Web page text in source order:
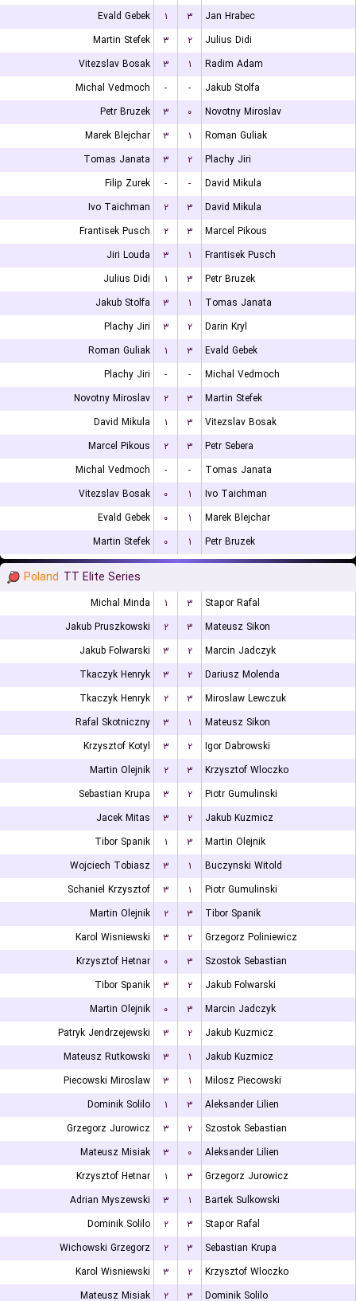
Evald Gebek
۱ ۳
Jan Hrabec
Martin Stefek
۳ ۲
Julius Didi
Vitezslav Bosak
۳ ۱
Radim Adam
Michal Vedmoch
- -
Jakub Stolfa
Petr Bruzek
۳ ۰
Novotny Miroslav
Marek Blejchar
۳ ۱
Roman Guliak
Tomas Janata
۳ ۲
Plachy Jiri
Filip Zurek
- -
David Mikula
Ivo Taichman
۲ ۳
David Mikula
Frantisek Pusch
۲ ۳
Marcel Pikous
Jiri Louda
۳ ۱
Frantisek Pusch
Julius Didi
۱ ۳
Petr Bruzek
Jakub Stolfa
۳ ۱
Tomas Janata
Plachy Jiri
۳ ۲
Darin Kryl
Roman Guliak
۱ ۳
Evald Gebek
Plachy Jiri
- -
Michal Vedmoch
Novotny Miroslav
۲ ۳
Martin Stefek
David Mikula
۱ ۳
Vitezslav Bosak
Marcel Pikous
۲ ۳
Petr Sebera
Michal Vedmoch
- -
Tomas Janata
Vitezslav Bosak
۰ ۱
Ivo Taichman
Evald Gebek
۰ ۱
Marek Blejchar
Martin Stefek
۰ ۱ Petr Bruzek
Poland TT Elite Series
Michal Minda ۱ ۳
Stapor Rafal
Jakub Pruszkowski
۲ ۳
Mateusz Sikon
Jakub Folwarski
۳ ۲
Marcin Jadczyk
Tkaczyk Henryk
۳ ۲
Dariusz Molenda
Tkaczyk Henryk
۲ ۳
Miroslaw Lewczuk
Rafal Skotniczny
۳ ۱
Mateusz Sikon
Krzysztof Kotyl
۳ ۲
Igor Dabrowski
Martin Olejnik
۲ ۳
Krzysztof Wloczko
Sebastian Krupa
۳ ۲
Piotr Gumulinski
Jacek Mitas
۳ ۲
Jakub Kuzmicz
Tibor Spanik
۱ ۳
Martin Olejnik
Wojciech Tobiasz
۳ ۱
Buczynski Witold
Schaniel Krzysztof
۳ ۱
Piotr Gumulinski
Martin Olejnik
۲ ۳
Tibor Spanik
Karol Wisniewski
۳ ۲
Grzegorz Poliniewicz
Krzysztof Hetnar
۰ ۳
Szostok Sebastian
Tibor Spanik
۳ ۲
Jakub Folwarski
Martin Olejnik
۰ ۳
Marcin Jadczyk
Patryk Jendrzejewski
۳ ۲
Jakub Kuzmicz
Mateusz Rutkowski
۳ ۱
Jakub Kuzmicz
Piecowski Miroslaw
۳ ۱
Milosz Piecowski
Dominik Solilo
۱ ۳
Aleksander Lilien
Grzegorz Jurowicz
۳ ۲
Szostok Sebastian
Mateusz Misiak
۳ ۰
Aleksander Lilien
Krzysztof Hetnar
۱ ۳
Grzegorz Jurowicz
Adrian Myszewski
۳ ۱
Bartek Sulkowski
Dominik Solilo
۲ ۳
Stapor Rafal
Wichowski Grzegorz
۲ ۳
Sebastian Krupa
Karol Wisniewski
۳ ۲
Krzysztof Wloczko
Mateusz Misiak
۲ ۳ Dominik Solilo